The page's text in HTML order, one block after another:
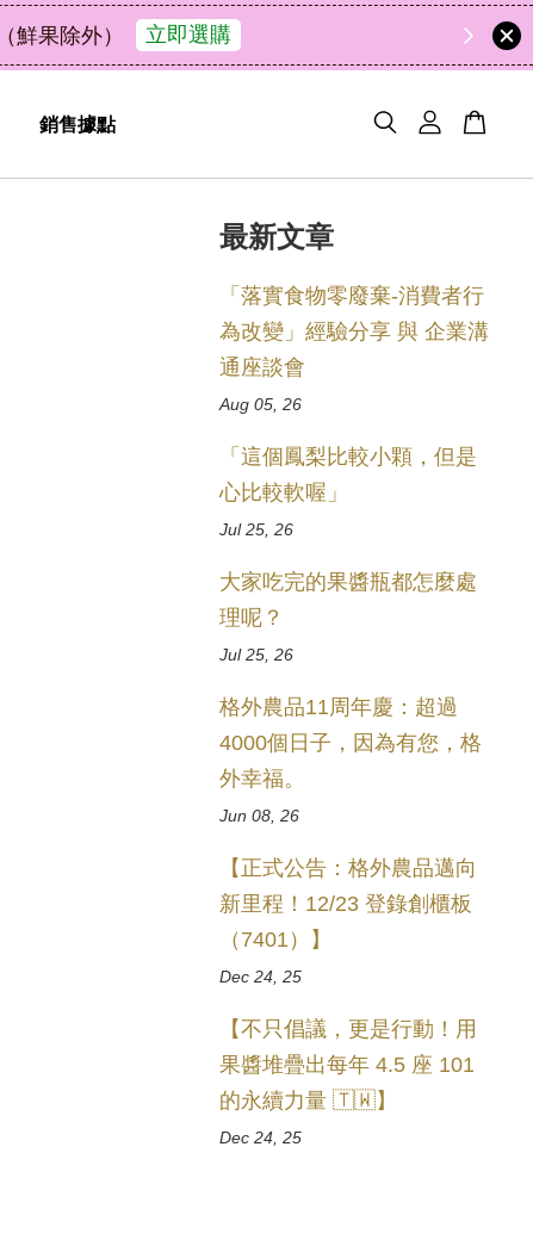
49
天
9
小時
47
分鐘
50
秒
銷售據點
最新文章
「落實食物零廢棄-消費者行
為改變」經驗分享 與 企業溝
通座談會
Aug 05, 26
「這個鳳梨比較小顆，但是
心比較軟喔」
Jul 25, 26
大家吃完的果醬瓶都怎麼處
理呢？
Jul 25, 26
格外農品11周年慶：超過
4000個日子，因為有您，格
外幸福。
Jun 08, 26
【正式公告：格外農品邁向
新里程！12/23 登錄創櫃板
（7401）】
Dec 24, 25
【不只倡議，更是行動！用
果醬堆疊出每年 4.5 座 101
的永續力量 🇹🇼】
Dec 24, 25